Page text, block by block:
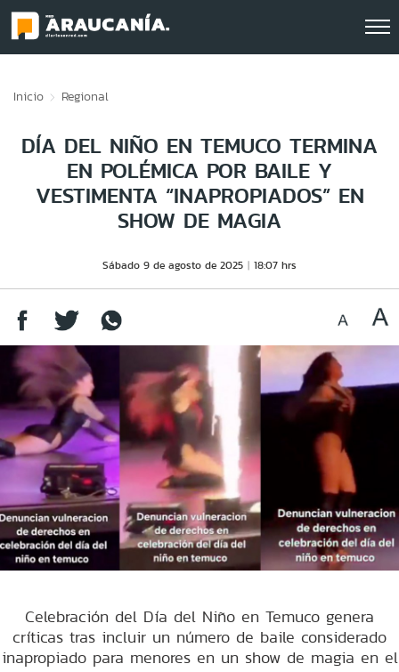
Inicio Regional
DÍA DEL NIÑO EN TEMUCO TERMINA
EN POLÉMICA POR BAILE Y
VESTIMENTA “INAPROPIADOS” EN
SHOW DE MAGIA
Sábado 9 de agosto de 2025 18:07 hrs
Celebración del Día del Niño en Temuco genera
críticas tras incluir un número de baile considerado
inapropiado para menores en un show de magia en el